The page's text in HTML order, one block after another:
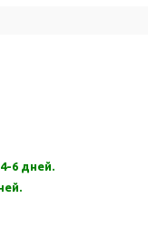
6 дней.